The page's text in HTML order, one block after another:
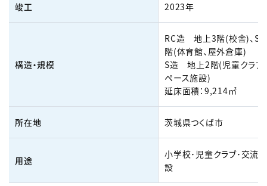
竣工 2023年
構造・規模
RC造 地上3階(校舎)、S
階(体育館、屋外倉庫)
S造 地上2階(児童クラブ
ペース施設)
延床面積：9,214㎡
所在地 茨城県つくば市
用途
小学校･児童クラブ･交流
設